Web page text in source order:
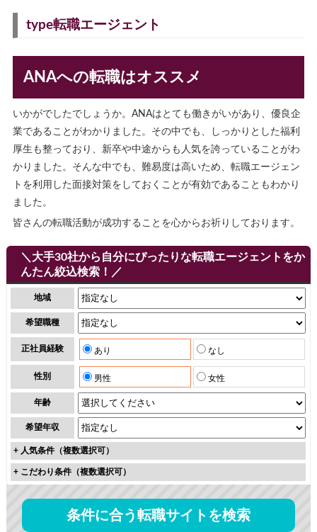
type転職エージェント
ANAへの転職はオススメ
いかがでしたでしょうか。ANAはとても働きがいがあり、優良企
業であることがわかりました。その中でも、しっかりとした福利
厚生も整っており、新卒や中途からも人気を誇っていることがわ
かりました。そんな中でも、難易度は高いため、転職エージェン
トを利用した面接対策をしておくことが有効であることもわかり
ました。
皆さんの転職活動が成功することを心からお祈りしております。
＼大手30社から自分にぴったりな転職エージェントをか
んたん絞込検索！／
地域
希望職種
正社員経験 あり なし
性別 男性 女性
年齢
希望年収
+ 人気条件（複数選択可）
+ こだわり条件（複数選択可）
条件に合う転職サイトを検索